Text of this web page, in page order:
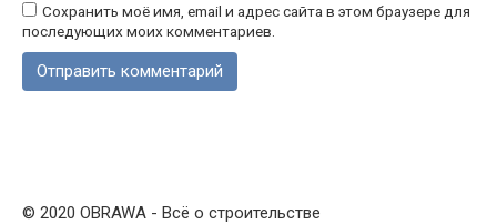
Сохранить моё имя, email и адрес сайта в этом браузере для
последующих моих комментариев.
© 2020 OBRAWA - Всё о строительстве